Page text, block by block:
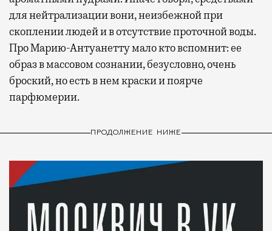
для нейтрализации вони, неизбежной при
скоплении людей и в отсутствие проточной воды.
Про Марию-Антуанетту мало кто вспомнит: ее
образ в массовом сознании, безусловно, очень
броский, но есть в нем краски и поярче
парфюмерии.
ПРОДОЛЖЕНИЕ НИЖЕ